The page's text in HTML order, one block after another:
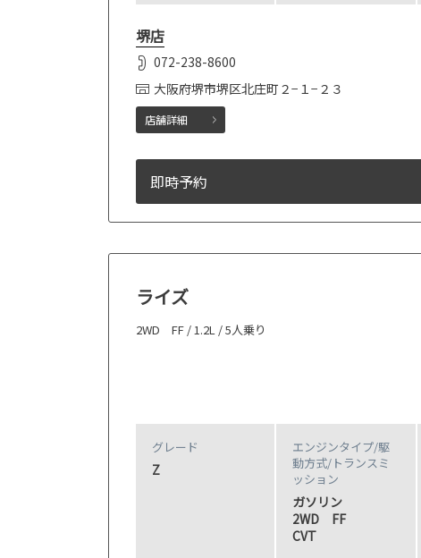
堺店
072-238-8600
大阪府堺市堺区北庄町２−１−２３
店舗詳細
即時予約
ライズ
2WD FF / 1.2L / 5人乗り
グレード
Z
エンジンタイプ/駆
動方式/ トランスミ
ッション
ガソリン
2WD FF
CVT